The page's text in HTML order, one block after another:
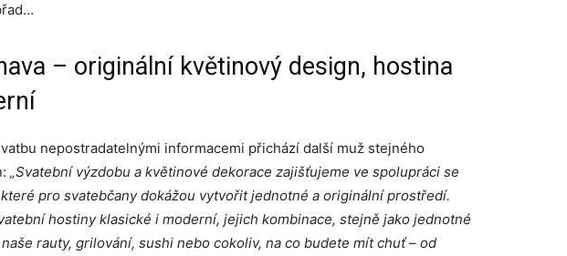
– originální květinový design, hostina
nepostradatelnými informacemi přichází další muž stejného
„Svatební výzdobu a květinové dekorace zajišťujeme ve spolupráci se
pro svatebčany dokážou vytvořit jednotné a originální prostředí.
hostiny klasické i moderní, jejich kombinace, stejně jako jednotné
rauty, grilování, sushi nebo cokoliv, na co budete mít chuť – od